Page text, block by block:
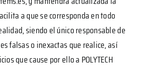
a que se corresponda en todo
siendo el único responsable de
falsas o inexactas que realice, así
que cause por ello a POLYTECH